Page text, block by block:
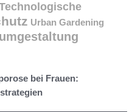
Urban Gardening
bei Frauen: